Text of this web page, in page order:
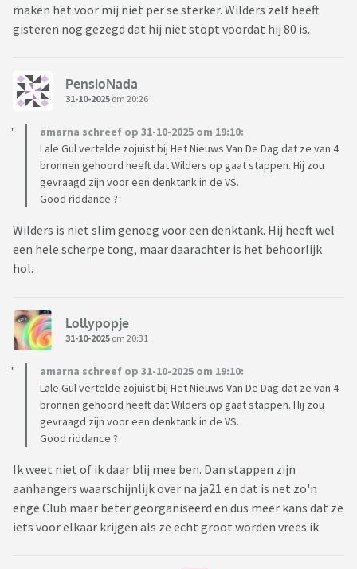
maken het voor mij niet per se sterker. Wilders zelf heeft
gisteren nog gezegd dat hij niet stopt voordat hij 80 is.
PensioNada
31-10-2025 om 20:26
amarna schreef op 31-10-2025 om 19:10:
Lale Gul vertelde zojuist bij Het Nieuws Van De Dag dat ze van 4
bronnen gehoord heeft dat Wilders op gaat stappen. Hij zou
gevraagd zijn voor een denktank in de VS.
Good riddance ?
Wilders is niet slim genoeg voor een denktank. Hij heeft wel
een hele scherpe tong, maar daarachter is het behoorlijk
hol.
Lollypopje
31-10-2025 om 20:31
amarna schreef op 31-10-2025 om 19:10:
Lale Gul vertelde zojuist bij Het Nieuws Van De Dag dat ze van 4
bronnen gehoord heeft dat Wilders op gaat stappen. Hij zou
gevraagd zijn voor een denktank in de VS.
Good riddance ?
Ik weet niet of ik daar blij mee ben. Dan stappen zijn
aanhangers waarschijnlijk over na ja21 en dat is net zo'n
enge Club maar beter georganiseerd en dus meer kans dat ze
iets voor elkaar krijgen als ze echt groot worden vrees ik